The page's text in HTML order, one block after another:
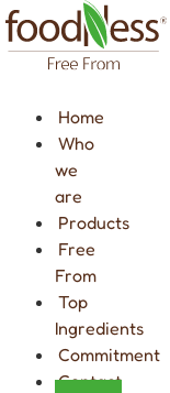
Home
Who
we
are
Products
Free
From
Top
Ingredients
Commitment
Contact